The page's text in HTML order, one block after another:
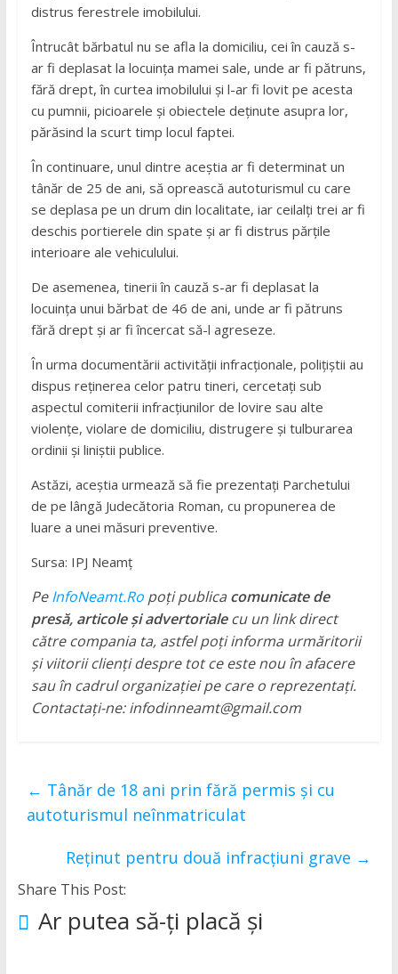
distrus ferestrele imobilului.
Întrucât bărbatul nu se afla la domiciliu, cei în cauză s-
ar fi deplasat la locuința mamei sale, unde ar fi pătruns,
fără drept, în curtea imobilului și l-ar fi lovit pe acesta
cu pumnii, picioarele și obiectele deținute asupra lor,
părăsind la scurt timp locul faptei.
În continuare, unul dintre aceștia ar fi determinat un
tânăr de 25 de ani, să oprească autoturismul cu care
se deplasa pe un drum din localitate, iar ceilalți trei ar fi
deschis portierele din spate și ar fi distrus părțile
interioare ale vehiculului.
De asemenea, tinerii în cauză s-ar fi deplasat la
locuința unui bărbat de 46 de ani, unde ar fi pătruns
fără drept și ar fi încercat să-l agreseze.
În urma documentării activității infracționale, polițiștii au
dispus reținerea celor patru tineri, cercetați sub
aspectul comiterii infracțiunilor de lovire sau alte
violențe, violare de domiciliu, distrugere și tulburarea
ordinii și liniștii publice.
Astăzi, aceștia urmează să fie prezentați Parchetului
de pe lângă Judecătoria Roman, cu propunerea de
luare a unei măsuri preventive.
Sursa: IPJ Neamț
PeInfoNeamt.Ropoți publica comunicate de
presă, articole și advertorialecu un link direct
către compania ta, astfel poți informa urmăritorii
și viitorii clienți despre tot ce este nou în afacere
sau în cadrul organizației pe care o reprezentați.
Contactați-ne: infodinneamt@gmail.com
← Tânăr de 18 ani prin fără permis și cu
autoturismul neînmatriculat
Reținut pentru două infracțiuni grave →
Share This Post:
Ar putea să-ți placă și